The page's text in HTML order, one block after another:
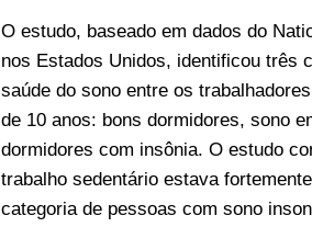
O estudo, baseado em dados do
nos Estados Unidos, identificou três
saúde do sono entre os
de 10 anos: bons dormidores, sono
dormidores com insônia. O estudo
trabalho sedentário estava
categoria de pessoas com sono